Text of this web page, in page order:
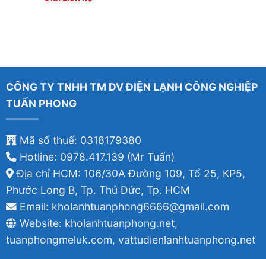
CÔNG TY TNHH TM DV ĐIỆN LẠNH CÔNG NGHIỆP
TUẤN PHONG
Mã số thuế: 0318179380
Hotline: 0978.417.139 (Mr Tuấn)
Địa chỉ HCM: 106/30A Đường 109, Tổ 25, KP5,
Phước Long B, Tp. Thủ Đức, Tp. HCM
Email: kholanhtuanphong6666@gmail.com
Website: kholanhtuanphong.net,
tuanphongmeluk.com, vattudienlanhtuanphong.net